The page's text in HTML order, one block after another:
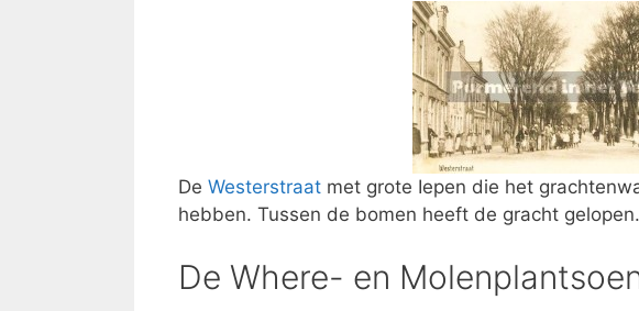
De Westerstraat met grote Iepen die het
hebben. Tussen de bomen heeft de gracht gelopen.
De Where- en